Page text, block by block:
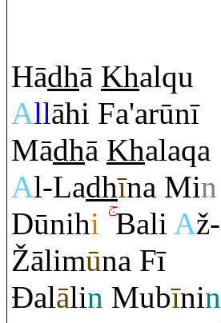
Hādhā Khalqu
Allāhi Fa'arūnī
Mādhā Khalaqa
Al-Ladhīna Min
Dūnihi Bali Až-
Žālimūna Fī
Đalālin Mubīnin